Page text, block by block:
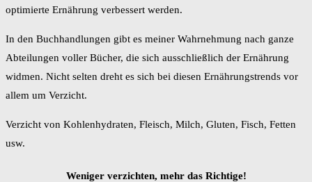
optimierte Ernährung verbessert werden.
In den Buchhandlungen gibt es meiner Wahrnehmung nach ganze
Abteilungen voller Bücher, die sich ausschließlich der Ernährung
widmen. Nicht selten dreht es sich bei diesen Ernährungstrends vor
allem um Verzicht.
Verzicht von Kohlenhydraten, Fleisch, Milch, Gluten, Fisch, Fetten
usw.
Weniger verzichten, mehr das Richtige!